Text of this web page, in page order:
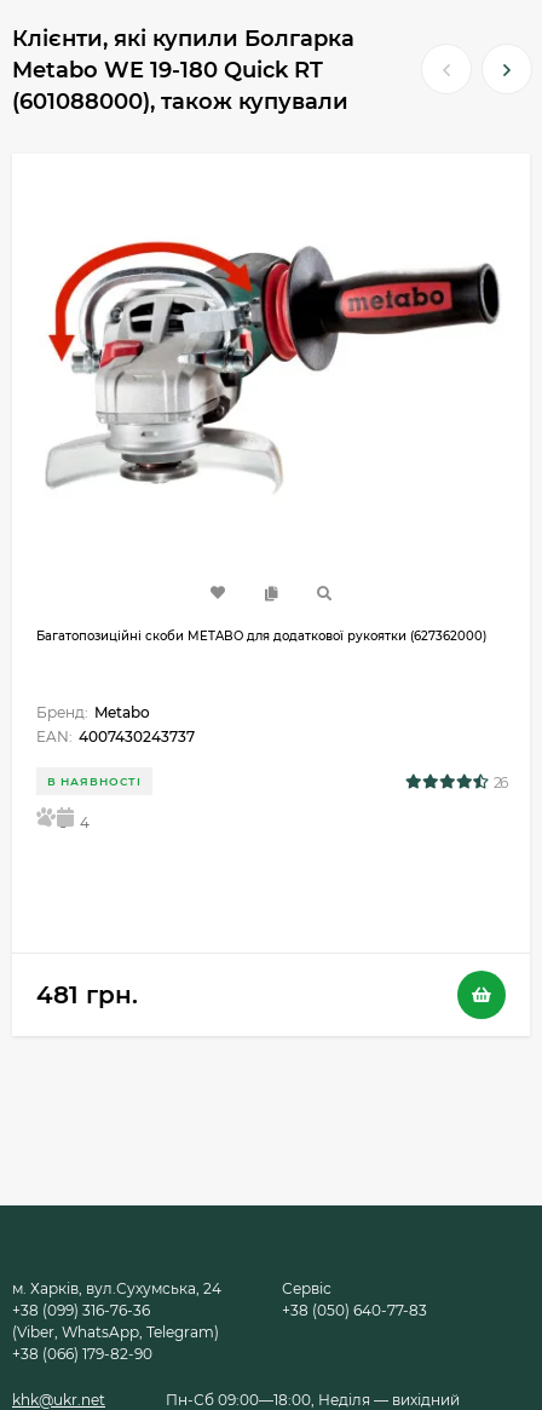
Клієнти, які купили Болгарка
Metabo WE 19-180 Quick RT
(601088000), також купували
Багатопозиційні скоби METABO для додаткової рукоятки (627362000)
Бренд: Metabo
EAN: 4007430243737
В НАЯВНОСТІ 26
4
481 грн.
м. Харків, вул.Сухумська, 24
+38 (099) 316-76-36
(Viber, WhatsApp, Telegram)
+38 (066) 179-82-90
Сервіс
+38 (050) 640-77-83
khk@ukr.net Пн-Сб 09:00—18:00, Неділя — вихідний